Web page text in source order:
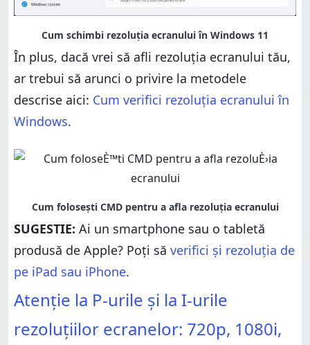
În plus, dacă vrei să afli rezoluția ecranului tău,
ar trebui să arunci o privire la metodele
descrise aici: Cum verifici rezoluția ecranului în
Windows.
SUGESTIE: Ai un smartphone sau o tabletă
produsă de Apple? Poți să verifici și rezoluția de
pe iPad sau iPhone.
Atenție la P-urile și la I-urile
rezoluțiilor ecranelor: 720p, 1080i,